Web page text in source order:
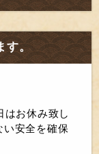
す。
はお休み致し
い安全を確保